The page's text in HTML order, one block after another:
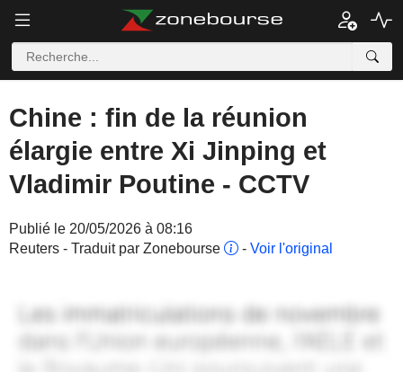
Chine : fin de la réunion
élargie entre Xi Jinping et
Vladimir Poutine - CCTV
Publié le 20/05/2026 à 08:16
Reuters - Traduit par Zonebourse
- Voir l'original